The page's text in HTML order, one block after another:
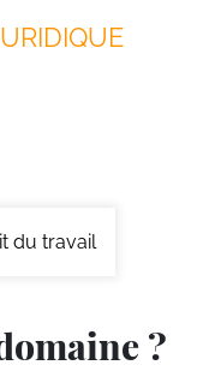
du travail
?